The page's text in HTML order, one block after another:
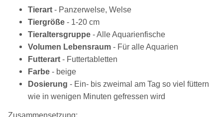
Tierart - Panzerwelse, Welse
Tiergröße - 1-20 cm
Tieraltersgruppe - Alle Aquarienfische
Volumen Lebensraum - Für alle Aquarien
Futterart - Futtertabletten
Farbe - beige
Dosierung - Ein- bis zweimal am Tag so viel füttern
wie in wenigen Minuten gefressen wird